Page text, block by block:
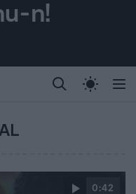
n!
Randi Celeb vagyok,
Most Wanted Gallusz
0:42